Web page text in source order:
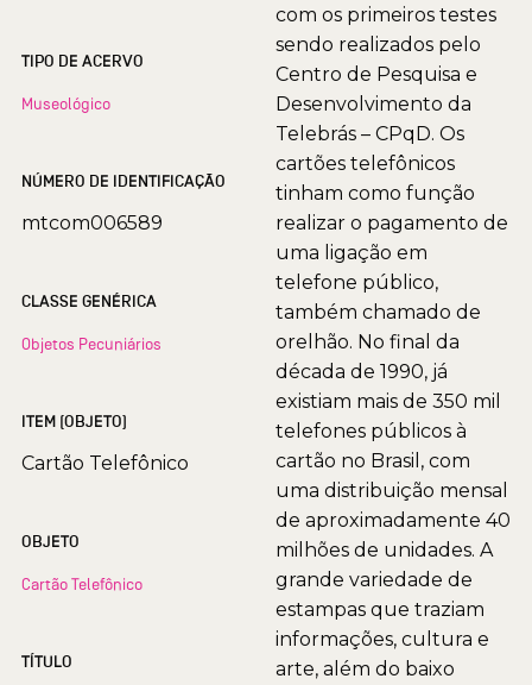
TIPO DE ACERVO
Museológico
NÚMERO DE IDENTIFICAÇÃO
mtcom006589
CLASSE GENÉRICA
Objetos Pecuniários
ITEM (OBJETO)
Cartão Telefônico
OBJETO
Cartão Telefônico
TÍTULO
com os primeiros testes
sendo realizados pelo
Centro de Pesquisa e
Desenvolvimento da
Telebrás – CPqD. Os
cartões telefônicos
tinham como função
realizar o pagamento de
uma ligação em
telefone público,
também chamado de
orelhão. No final da
década de 1990, já
existiam mais de 350 mil
telefones públicos à
cartão no Brasil, com
uma distribuição mensal
de aproximadamente 40
milhões de unidades. A
grande variedade de
estampas que traziam
informações, cultura e
arte, além do baixo